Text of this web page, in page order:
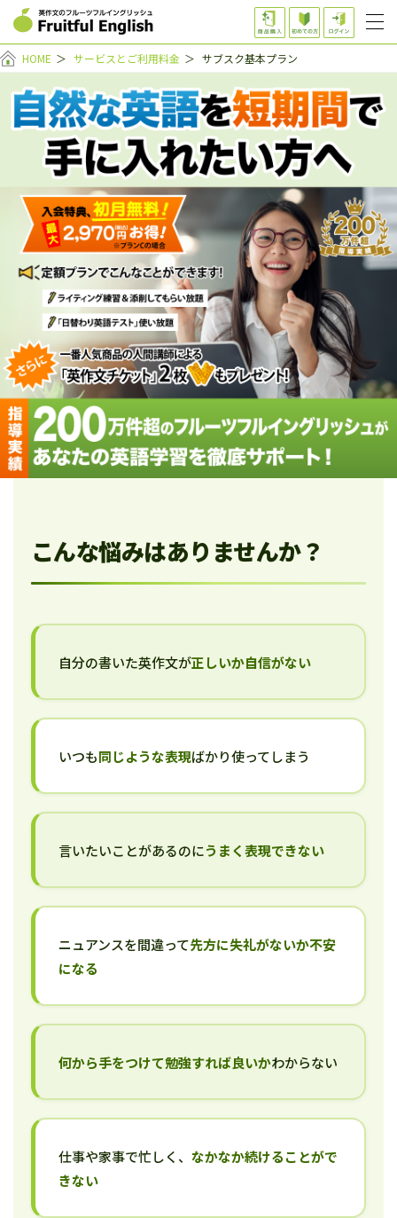
HOME ＞ サービスとご利用料金 ＞ サブスク基本プラン
こんな悩みはありませんか？
自分の書いた英作文が正しいか自信がない
いつも同じような表現ばかり使ってしまう
言いたいことがあるのにうまく表現できない
ニュアンスを間違って先方に失礼がないか不安
になる
何から手をつけて勉強すれば良いかわからない
仕事や家事で忙しく、 なかなか続けることがで
きない